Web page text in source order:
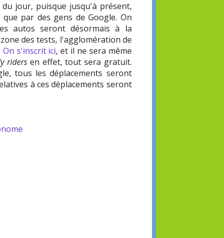
jour, puisque jusqu'à présent,
par des gens de Google. On
autos seront désormais à la
des tests, l'agglomération de
On s'inscrit ici, et il ne sera même
ridersen effet, tout sera gratuit.
tous les déplacements seront
à ces déplacements seront